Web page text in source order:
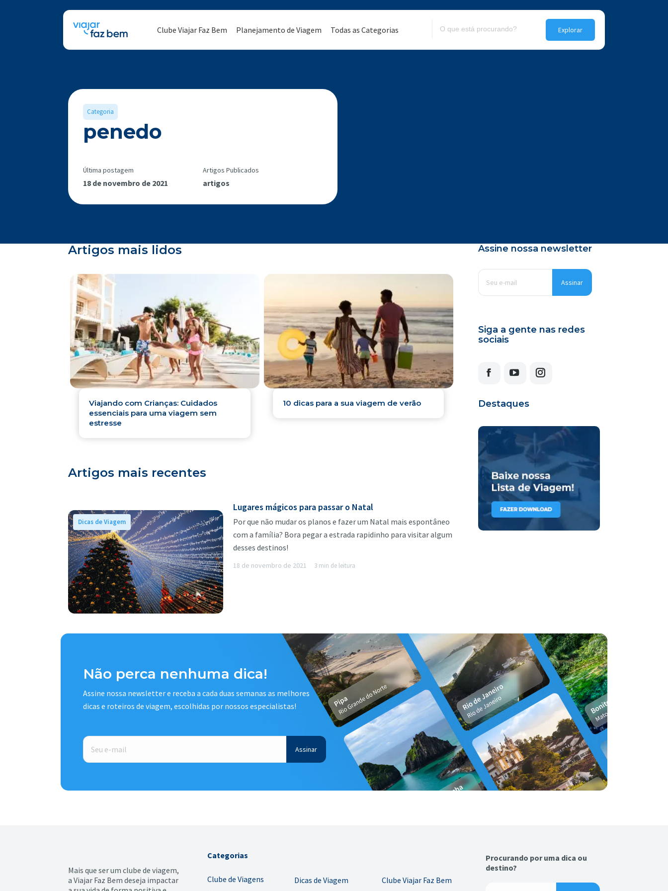
Clube Viajar Faz Bem Planejamento de Viagem Todas as Categorias
Categoria
penedo
Última postagem
18 de novembro de 2021
Artigos Publicados
artigos
Artigos mais lidos
Viajando com Crianças: Cuidados
essenciais para uma viagem sem
estresse
10 dicas para a sua viagem de verão
Artigos mais recentes
Dicas de Viagem
Lugares mágicos para passar o Natal
18 de novembro de 2021 3 min de leitura
Por que não mudar os planos e fazer um Natal mais espontâneo
com a família? Bora pegar a estrada rapidinho para visitar algum
desses destinos!
Assine nossa newsletter
mail *
Siga a gente nas redes
sociais
FacebookYouTubeInstagram
Destaques
Não perca nenhuma dica!
Assine nossa newsletter e receba a cada duas semanas as melhores
dicas e roteiros de viagem, escolhidas por nossos especialistas!
E-
mail *
Mais que ser um clube de viagem,
a Viajar Faz Bem deseja impactar
Categorias
Clube de Viagens
Dicas de Viagem Clube Viajar Faz Bem
Procurando por uma dica ou
destino?